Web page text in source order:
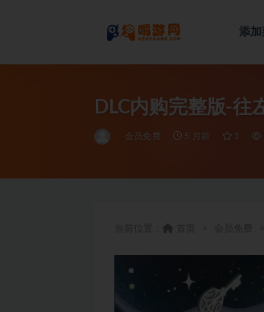
添加
DLC内购完整版-往
会员免费 5 月前 1